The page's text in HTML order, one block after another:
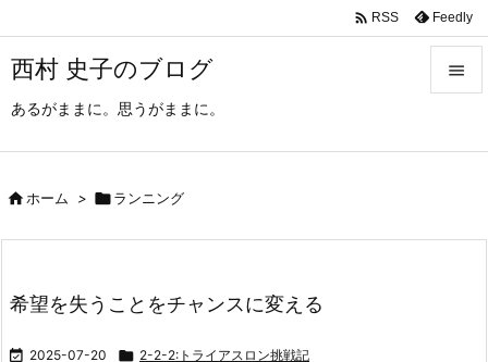
西村 史子のブログ
あるがままに。思うがままに。

 RSS Feedly
ホーム > ランニング
希望を失うことをチャンスに変える
 2025-07-20  2-2-2:トライアスロン挑戦記